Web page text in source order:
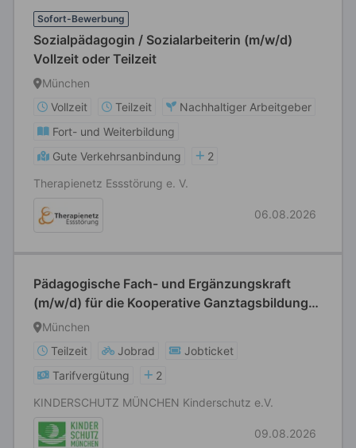
Sofort-Bewerbung
Sozialpädagogin / Sozialarbeiterin (m/w/d)
Vollzeit oder Teilzeit
München
Vollzeit
Teilzeit
Nachhaltiger Arbeitgeber
Fort- und Weiterbildung
Gute Verkehrsanbindung
2
Therapienetz Essstörung e. V.
06.08.2026
Pädagogische Fach- und Ergänzungskraft
(m/w/d) für die Kooperative Ganztagsbildung
an der Grundschule Waldmeisterstraße
München
Teilzeit
Jobrad
Jobticket
Tarifvergütung
2
KINDERSCHUTZ MÜNCHEN Kinderschutz e.V.
09.08.2026